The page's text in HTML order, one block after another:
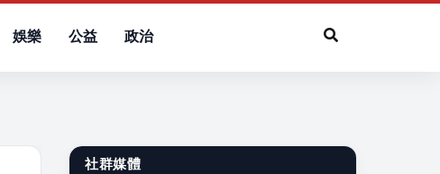
娛樂 公益 政治
社群媒體